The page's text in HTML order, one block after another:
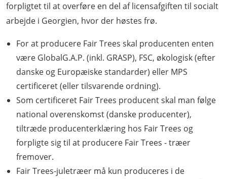
forpligtet til at overføre en del af licensafgiften til socialt
arbejde i Georgien, hvor der høstes frø.
For at producere Fair Trees skal producenten enten
være GlobalG.A.P. (inkl. GRASP), FSC, økologisk (efter
danske og Europæiske standarder) eller MPS
certificeret (eller tilsvarende ordning).
Som certificeret Fair Trees producent skal man følge
national overenskomst (danske producenter),
tiltræde producenterklæring hos Fair Trees og
forpligte sig til at producere Fair Trees - træer
fremover.
Fair Trees-juletræer må kun produceres i de